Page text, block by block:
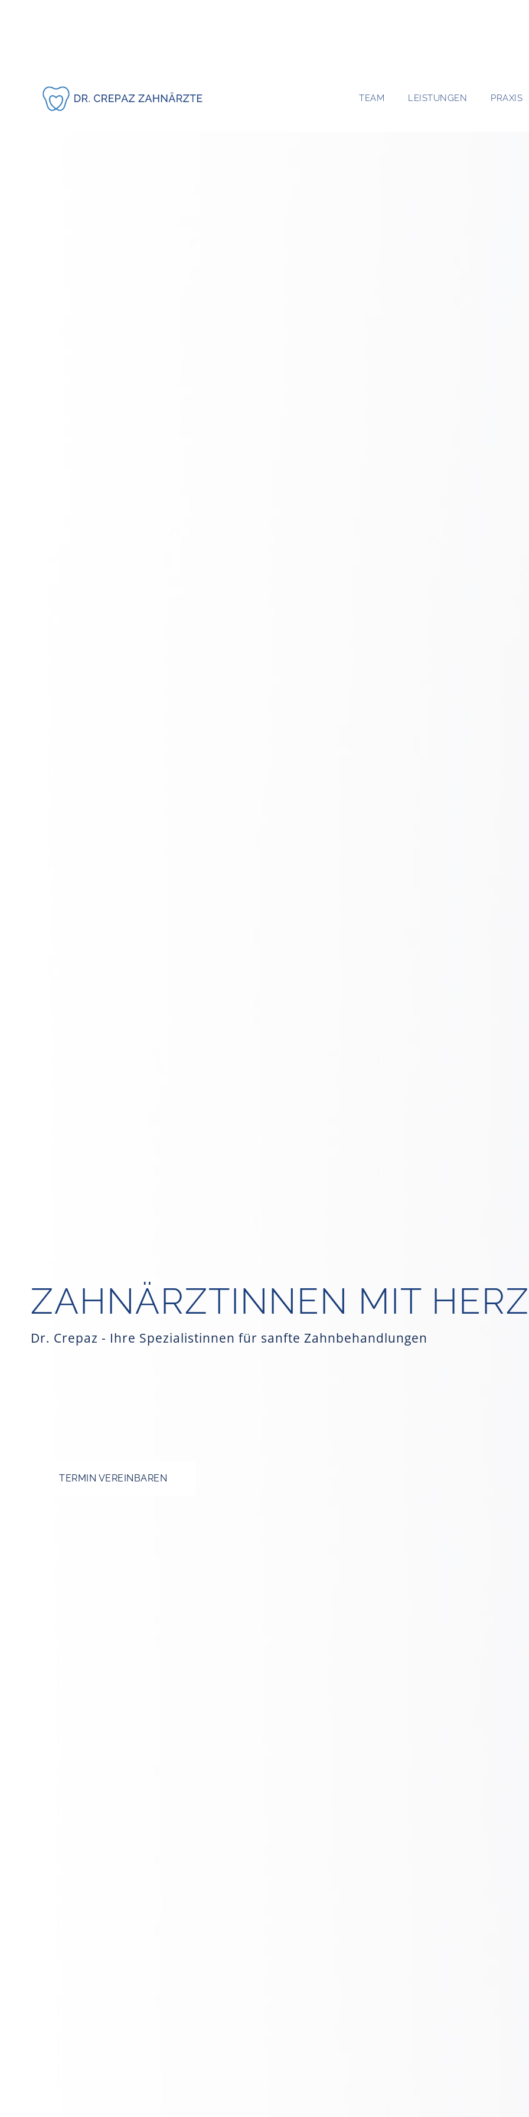
TEAM LEISTUNGEN PRAXIS
ZAHNÄRZTINNEN MIT HERZ
Dr. Crepaz - Ihre Spezialistinnen für sanfte Zahnbehandlungen
TERMIN VEREINBAREN